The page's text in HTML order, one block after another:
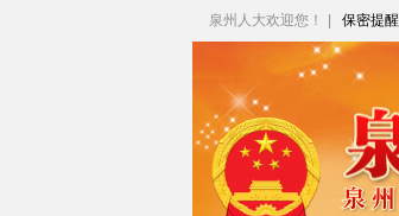
泉州人大欢迎您！ 保密提醒